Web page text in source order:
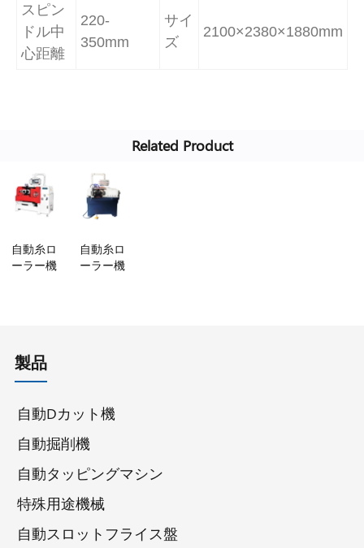
スピン
ドル中
心距離
220-
350mm
サイ
ズ
2100×2380×1880mm
Related Product
自動糸ロ
ーラー機
自動糸ロ
ーラー機
製品
自動Dカット機
自動掘削機
自動タッピングマシン
特殊用途機械
自動スロットフライス盤